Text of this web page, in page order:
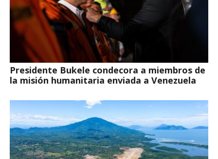
Presidente Bukele condecora a miembros de
la misión humanitaria enviada a Venezuela